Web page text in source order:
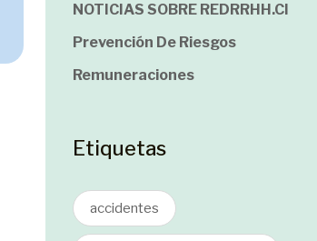
NOTICIAS SOBRE REDRRHH.cl
Prevención De Riesgos
Remuneraciones
Etiquetas
accidentes